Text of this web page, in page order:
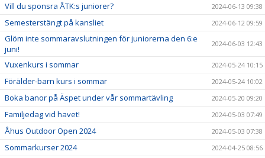
Vill du sponsra ÅTK:s juniorer? 2024-06-13 09:38
Semesterstängt på kansliet 2024-06-12 09:59
Glöm inte sommaravslutningen för juniorerna den 6:e
juni!
2024-06-03 12:43
Vuxenkurs i sommar 2024-05-24 10:15
Förälder-barn kurs i sommar 2024-05-24 10:02
Boka banor på Äspet under vår sommartävling 2024-05-20 09:20
Familjedag vid havet! 2024-05-03 07:49
Åhus Outdoor Open 2024 2024-05-03 07:38
Sommarkurser 2024 2024-04-25 08:56